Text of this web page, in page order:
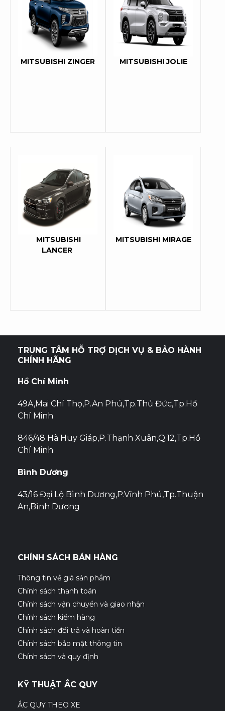
MITSUBISHI ZINGER MITSUBISHI JOLIE
MITSUBISHI
LANCER
MITSUBISHI MIRAGE
TRUNG TÂM HỖ TRỢ DỊCH VỤ & BẢO HÀNH
CHÍNH HÃNG
Hồ Chí Minh
49A,Mai Chí Thọ,P.An Phú,Tp.Thủ Đức,Tp.Hồ
Chí Minh
846/48 Hà Huy Giáp,P.Thạnh Xuân,Q.12,Tp.Hồ
Chí Minh
Bình Dương
43/16 Đại Lộ Bình Dương,P.Vĩnh Phú,Tp.Thuận
An,Bình Dương
CHÍNH SÁCH BÁN HÀNG
Thông tin về giá sản phẩm
Chính sách thanh toán
Chính sách vận chuyển và giao nhận
Chính sách kiểm hàng
Chính sách đổi trả và hoàn tiền
Chính sách bảo mật thông tin
Chính sách và quy định
KỸ THUẬT ẮC QUY
ẮC QUY THEO XE